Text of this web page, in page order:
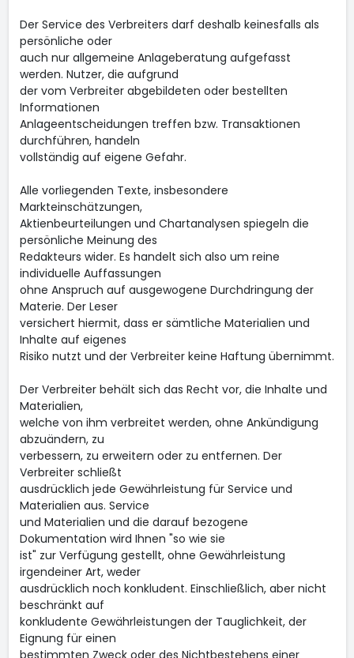
Der Service des Verbreiters darf deshalb keinesfalls als
persönliche oder
auch nur allgemeine Anlageberatung aufgefasst
werden. Nutzer, die aufgrund
der vom Verbreiter abgebildeten oder bestellten
Informationen
Anlageentscheidungen treffen bzw. Transaktionen
durchführen, handeln
vollständig auf eigene Gefahr.
Alle vorliegenden Texte, insbesondere
Markteinschätzungen,
Aktienbeurteilungen und Chartanalysen spiegeln die
persönliche Meinung des
Redakteurs wider. Es handelt sich also um reine
individuelle Auffassungen
ohne Anspruch auf ausgewogene Durchdringung der
Materie. Der Leser
versichert hiermit, dass er sämtliche Materialien und
Inhalte auf eigenes
Risiko nutzt und der Verbreiter keine Haftung übernimmt.
Der Verbreiter behält sich das Recht vor, die Inhalte und
Materialien,
welche von ihm verbreitet werden, ohne Ankündigung
abzuändern, zu
verbessern, zu erweitern oder zu entfernen. Der
Verbreiter schließt
ausdrücklich jede Gewährleistung für Service und
Materialien aus. Service
und Materialien und die darauf bezogene
Dokumentation wird Ihnen "so wie sie
ist" zur Verfügung gestellt, ohne Gewährleistung
irgendeiner Art, weder
ausdrücklich noch konkludent. Einschließlich, aber nicht
beschränkt auf
konkludente Gewährleistungen der Tauglichkeit, der
Eignung für einen
bestimmten Zweck oder des Nichtbestehens einer